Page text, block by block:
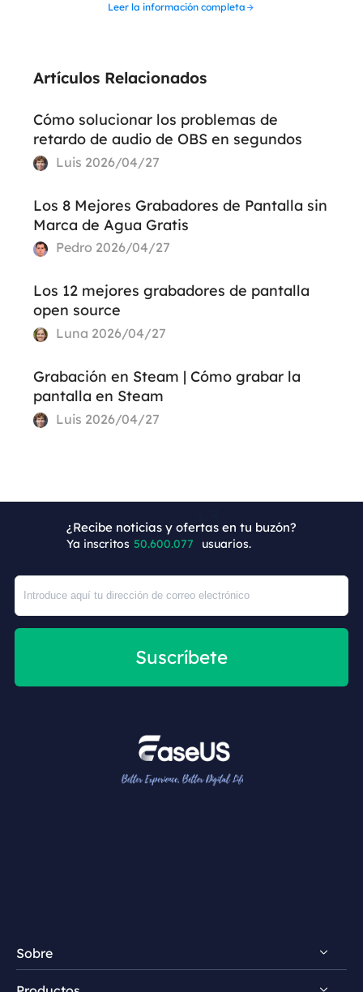
Leer la información completa
Artículos Relacionados
Cómo solucionar los problemas de
retardo de audio de OBS en segundos
Luis 2026/04/27
Los 8 Mejores Grabadores de Pantalla sin
Marca de Agua Gratis
Pedro 2026/04/27
Los 12 mejores grabadores de pantalla
open source
Luna 2026/04/27
Grabación en Steam | Cómo grabar la
pantalla en Steam
Luis 2026/04/27
¿Recibe noticias y ofertas en tu buzón?
Ya inscritos 50.600.080 usuarios.
Suscríbete
Sobre